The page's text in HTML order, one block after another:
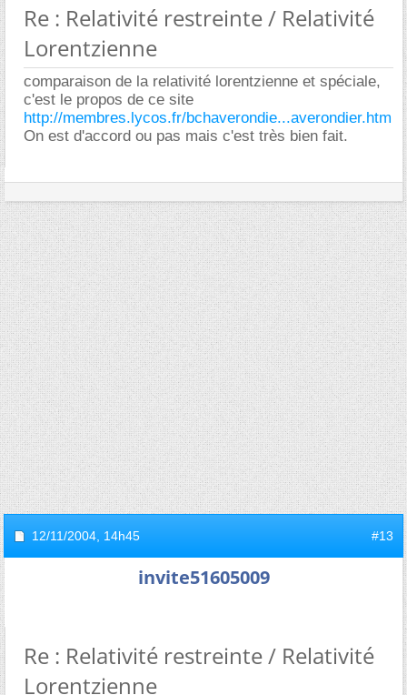
Re : Relativité restreinte / Relativité
Lorentzienne
comparaison de la relativité lorentzienne et spéciale,
c'est le propos de ce site
http://membres.lycos.fr/bchaverondie...averondier.htm
On est d'accord ou pas mais c'est très bien fait.
12/11/2004, 14h45 #13
invite51605009
Re : Relativité restreinte / Relativité
Lorentzienne